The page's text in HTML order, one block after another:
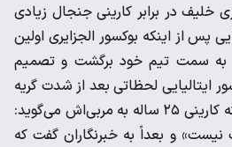
24، پیروزی خلیف در برابر کارینی جنجال زیادی
پس از اینکه بوکسور الجزایری اولین
به سمت تیم خود برگشت و تصمیم
ایتالیایی لحظاتی بعد از شدت گریه
به زانو در آمد. شنیده شد که کارینی ۲۵ ساله به مربی‌اش می‌گوید:
و بعداً به خبرنگاران گفت که